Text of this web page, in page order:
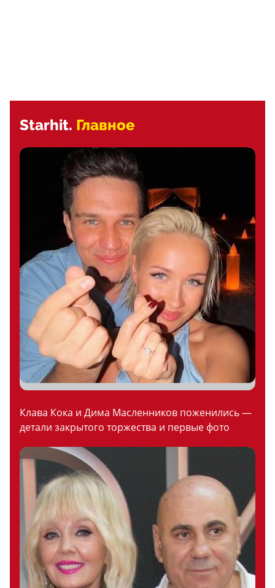
Starhit. Главное
Клава Кока и Дима Масленников поженились —
детали закрытого торжества и первые фото